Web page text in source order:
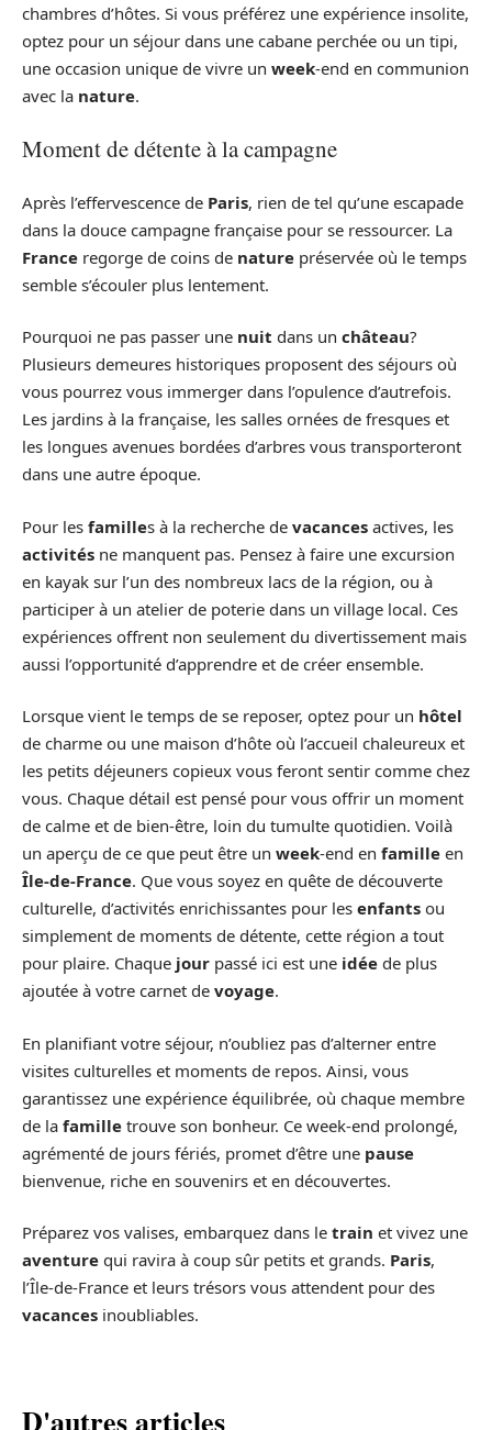
chambres d’hôtes. Si vous préférez une expérience insolite,
optez pour un séjour dans une cabane perchée ou un tipi,
une occasion unique de vivre un week-end en communion
avec la nature.
Moment de détente à la campagne
Après l’effervescence de Paris, rien de tel qu’une escapade
dans la douce campagne française pour se ressourcer. La
France regorge de coins de nature préservée où le temps
semble s’écouler plus lentement.
Pourquoi ne pas passer une nuit dans un château?
Plusieurs demeures historiques proposent des séjours où
vous pourrez vous immerger dans l’opulence d’autrefois.
Les jardins à la française, les salles ornées de fresques et
les longues avenues bordées d’arbres vous transporteront
dans une autre époque.
Pour les familles à la recherche de vacances actives, les
activités ne manquent pas. Pensez à faire une excursion
en kayak sur l’un des nombreux lacs de la région, ou à
participer à un atelier de poterie dans un village local. Ces
expériences offrent non seulement du divertissement mais
aussi l’opportunité d’apprendre et de créer ensemble.
Lorsque vient le temps de se reposer, optez pour un hôtel
de charme ou une maison d’hôte où l’accueil chaleureux et
les petits déjeuners copieux vous feront sentir comme chez
vous. Chaque détail est pensé pour vous offrir un moment
de calme et de bien-être, loin du tumulte quotidien. Voilà
un aperçu de ce que peut être un week-end en famille en
Île-de-France. Que vous soyez en quête de découverte
culturelle, d’activités enrichissantes pour les enfants ou
simplement de moments de détente, cette région a tout
pour plaire. Chaque jour passé ici est une idée de plus
ajoutée à votre carnet de voyage.
En planifiant votre séjour, n’oubliez pas d’alterner entre
visites culturelles et moments de repos. Ainsi, vous
garantissez une expérience équilibrée, où chaque membre
de la famille trouve son bonheur. Ce week-end prolongé,
agrémenté de jours fériés, promet d’être une pause
bienvenue, riche en souvenirs et en découvertes.
Préparez vos valises, embarquez dans le train et vivez une
aventure qui ravira à coup sûr petits et grands. Paris,
l’Île-de-France et leurs trésors vous attendent pour des
vacances inoubliables.
D'autres articles